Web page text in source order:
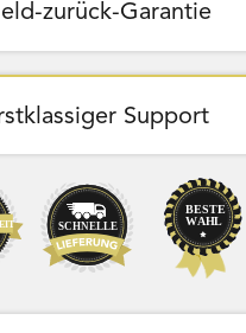
Team Bags
zurück-Garantie
Support